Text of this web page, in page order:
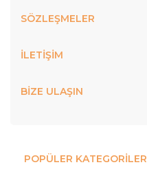
SÖZLEŞMELER
İLETİŞİM
BİZE ULAŞIN
POPÜLER KATEGORİLER